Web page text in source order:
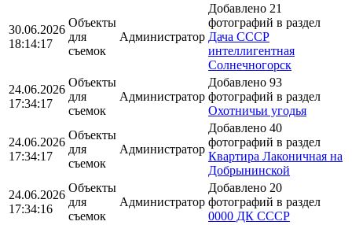
30.06.2026
18:14:17
Объекты
для
съемок
Администратор
Добавлено 21
фотографий в раздел
Дача СССР
интеллигентная
Солнечногорск
24.06.2026
17:34:17
Объекты
для
съемок
Администратор
Добавлено 93
фотографий в раздел
Охотничьи угодья
24.06.2026
17:34:17
Объекты
для
съемок
Администратор
Добавлено 40
фотографий в раздел
Квартира Лаконичная на
Добрынинской
24.06.2026
17:34:16
Объекты
для
съемок
Администратор
Добавлено 20
фотографий в раздел
0000 ДК СССР